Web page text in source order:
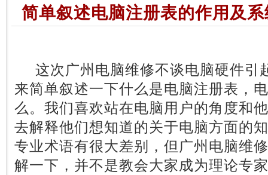
简单叙述电脑注册表的作用及
这次广州电脑维修不谈电脑硬件引
来简单叙述一下什么是电脑注册表，
么。我们喜欢站在电脑用户的角度和
去解释他们想知道的关于电脑方面的
专业术语有很大差别，但广州电脑维
解一下，并不是教会大家成为理论专